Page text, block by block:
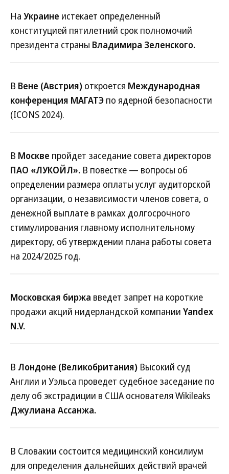
На Украине истекает определенный
конституцией пятилетний срок полномочий
президента страны Владимира Зеленского.
В Вене (Австрия) откроется Международная
конференция МАГАТЭ по ядерной безопасности
(ICONS 2024).
В Москве пройдет заседание совета директоров
ПАО «ЛУКОЙЛ». В повестке — вопросы об
определении размера оплаты услуг аудиторской
организации, о независимости членов совета, о
денежной выплате в рамках долгосрочного
стимулирования главному исполнительному
директору, об утверждении плана работы совета
на 2024/2025 год.
Московская биржа введет запрет на короткие
продажи акций нидерландской компании Yandex
N.V.
В Лондоне (Великобритания) Высокий суд
Англии и Уэльса проведет судебное заседание по
делу об экстрадиции в США основателя Wikileaks
Джулиана Ассанжа.
В Словакии состоится медицинский консилиум
для определения дальнейших действий врачей